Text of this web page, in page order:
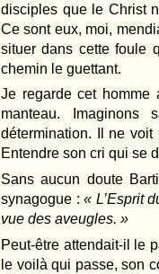
disciples que le Christ
Ce sont eux, moi,
situer dans cette foule
chemin le guettant.
Je regarde cet homme
manteau.
détermination. Il ne
Entendre son cri qui se
Sans aucun doute
synagogue :« L’Esprit
vue des aveugles. »
Peut-être attendait-il le
le voilà qui passe, son